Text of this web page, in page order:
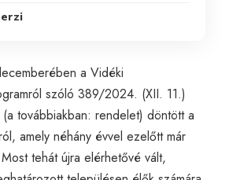
a Vidéki
szóló 389/2024. (XII. 11.)
továbbiakban: rendelet) döntött a
amely néhány évvel ezelőtt már
tehát újra elérhetővé vált,